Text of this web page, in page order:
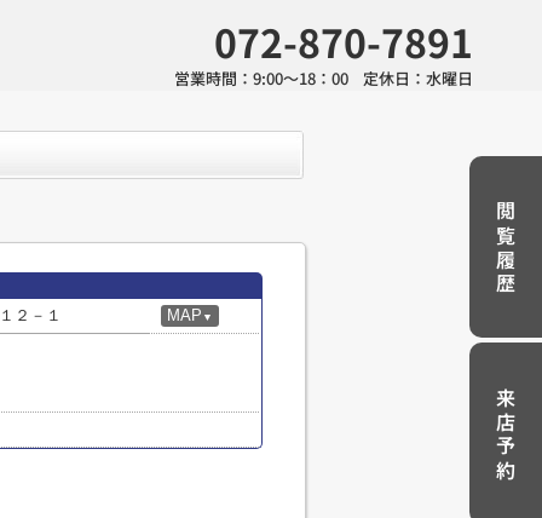
072-870-7891
営業時間： 9:00～18：00 定休日： 水曜日
閲覧履歴
来店予約
２－１ MAP ▼